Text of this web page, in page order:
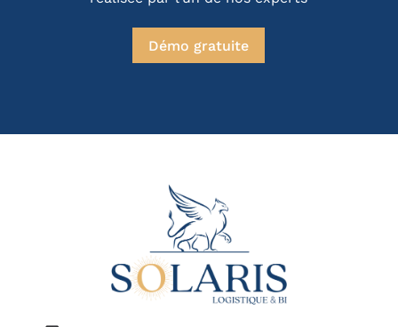
Démo gratuite